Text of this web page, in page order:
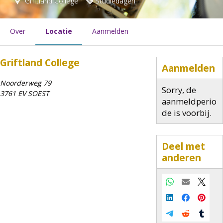
Over Locatie Aanmelden
Griftland College
Noorderweg 79
3761 EV SOEST
Aanmelden
Sorry, de
aanmeldperio
de is voorbij.
Deel met
anderen
Whatsapp
E-mail
X
LinkedInFacebook
Telegram
Reddit